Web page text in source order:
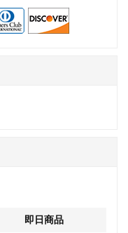
即日商品